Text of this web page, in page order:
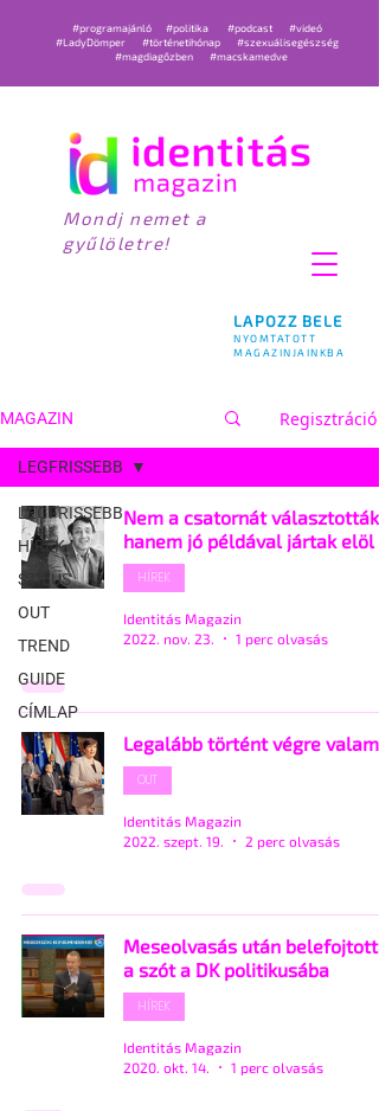
LAPOZZ BELE
NYOMTATOTT
MAGAZINJAINKBA
#programajánló #politika #podcast
#videó
#LadyDömper
#történetihónap
#szexuálisegészség
#magdiagőzben
#macskamedve
Mondj nemet a
gyűlöletre!
MAGAZIN Regisztráció
LEGFRISSEBB
HÍREK
STÍLUS
OUT
TREND
GUIDE
CÍMLAP
LEGFRISSEBB
Nem a csatornát választották,
hanem jó példával jártak elöl
HÍREK
Identitás Magazin
2022. nov. 23.
1 perc olvasás
Legalább történt végre valami!
OUT
Identitás Magazin
2022. szept. 19.
2 perc olvasás
Meseolvasás után
a szót a DK politikusába
HÍREK
Identitás Magazin
2020. okt. 14.
1 perc olvasás